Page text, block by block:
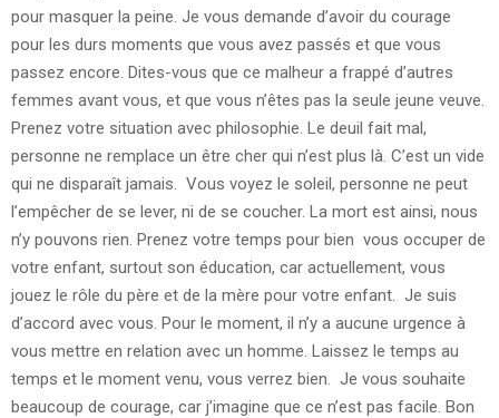
pour masquer la peine. Je vous demande d’avoir du courage
pour les durs moments que vous avez passés et que vous
passez encore. Dites-vous que ce malheur a frappé d’autres
femmes avant vous, et que vous n’êtes pas la seule jeune veuve.
Prenez votre situation avec philosophie. Le deuil fait mal,
personne ne remplace un être cher qui n’est plus là. C’est un vide
qui ne disparaît jamais. Vous voyez le soleil, personne ne peut
l’empêcher de se lever, ni de se coucher. La mort est ainsi, nous
n’y pouvons rien. Prenez votre temps pour bien vous occuper de
votre enfant, surtout son éducation, car actuellement, vous
jouez le rôle du père et de la mère pour votre enfant. Je suis
d’accord avec vous. Pour le moment, il n’y a aucune urgence à
vous mettre en relation avec un homme. Laissez le temps au
temps et le moment venu, vous verrez bien. Je vous souhaite
beaucoup de courage, car j’imagine que ce n’est pas facile. Bon